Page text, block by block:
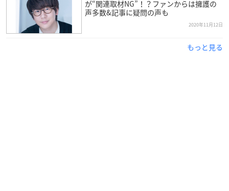
が“関連取材NG”！？ファンからは擁護の
声多数&記事に疑問の声も
2020年11月12日
もっと見る